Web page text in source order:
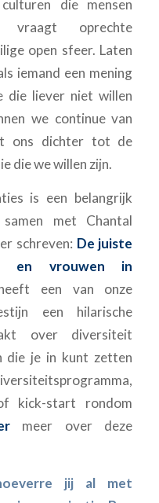
die mensen
vraagt oprechte
open sfeer. Laten
iemand een mening
die liever niet willen
we continue van
ons dichter tot de
die we willen zijn.
is een belangrijk
met Chantal
schreven: De juiste
en vrouwen in
een van onze
een hilarische
over diversiteit
die je in kunt zetten
kick-start rondom
meer over deze
jij al met